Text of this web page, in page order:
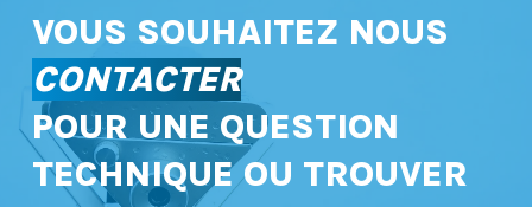
VOUS SOUHAITEZ NOUS
CONTACTER
POUR UNE QUESTION
TECHNIQUE OU TROUVER